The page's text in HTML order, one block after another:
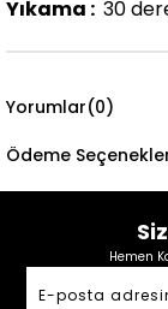
Yıkama : 30
Yorumlar(0)
Ödeme
Hemen